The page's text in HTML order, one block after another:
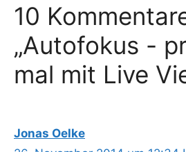
10
„Autofokus -
mal mit Live
Jonas Oelke